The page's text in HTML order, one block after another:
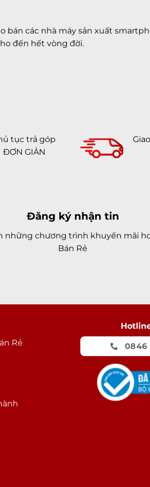
bán các nhà máy sản xuất
đến hết vòng đời.
tục trả góp
ĐƠN GIẢN
Đăng ký nhận tin
những chương trình khuyến mãi
Bán Rẻ
Rẻ
0846